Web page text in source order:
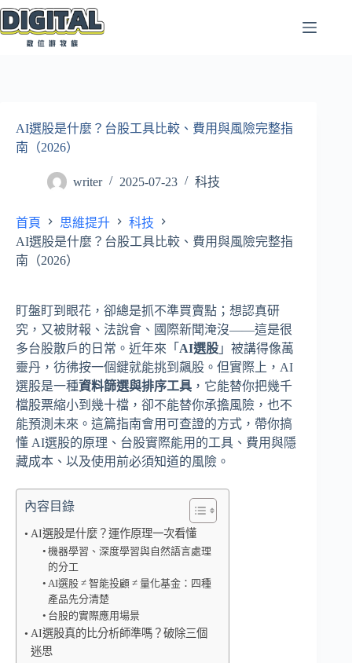
跳
至
AI選股是什麼？台股工具比較、費用與風險完整指
南（2026）
writer 2025-07-23 科技
首頁 思維提升
科技
AI選股是什麼？台股工具比較、費用與風險完整指
南（2026）
盯盤盯到眼花，卻總是抓不準買賣點；想認真研
究，又被財報、法說會、國際新聞淹沒——這是很
多台股散戶的日常。近年來「 AI選股 」被講得像萬
靈丹，彷彿按一個鍵就能挑到飆股。但實際上，AI
選股是一種資料篩選與排序工具 ，它能替你把幾千
檔股票縮小到幾十檔，卻不能替你承擔風險，也不
能預測未來。這篇指南會用可查證的方式，帶你搞
懂 AI選股的原理、台股實際能用的工具、費用與隱
藏成本、以及使用前必須知道的風險。
內容目錄
AI選股是什麼？運作原理一次看懂
機器學習、深度學習與自然語言處理
的分工
AI選股 ≠ 智能投顧 ≠ 量化基金：四種
產品先分清楚
台股的實際應用場景
AI選股真的比分析師準嗎？破除三個
迷思